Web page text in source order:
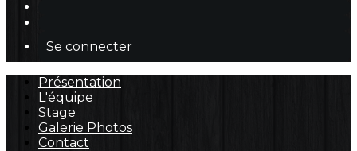
Se connecter
Présentation
L'équipe
Stage
Galerie Photos
Contact